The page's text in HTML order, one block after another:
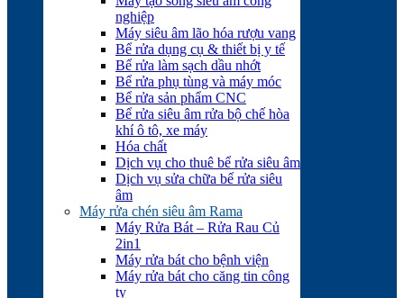
nghiệp
Máy siêu âm lão hóa rượu vang
Bể rửa dụng cụ & thiết bị y tế
Bể rửa làm sạch dầu nhớt
Bể rửa phụ tùng và máy móc
Bể rửa sản phẩm CNC
Bể rửa siêu âm rửa bộ chế hòa
khí ô tô, xe máy
Hóa chất
Dịch vụ cho thuê bể rửa siêu âm
Dịch vụ sửa chữa bể rửa siêu
âm
Máy rửa chén siêu âm Rama
Máy Rửa Bát – Rửa Rau Củ
2in1
Máy rửa bát cho bệnh viện
Máy rửa bát cho căng tin công
ty